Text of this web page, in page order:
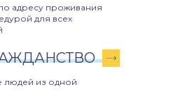
адресу проживания
для всех
людей из одной